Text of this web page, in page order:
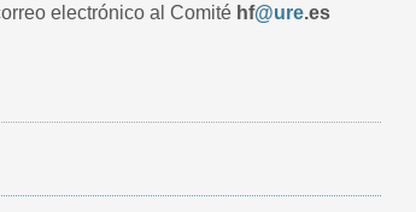
electrónico al Comité hf@ure.es